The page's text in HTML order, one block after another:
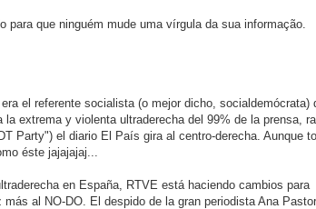
para que ninguém mude uma vírgula da sua informação.
el referente socialista (o mejor dicho, socialdemócrata)
la extrema y violenta ultraderecha del 99% de la prensa,
Party") el diario El País gira al centro-derecha. Aunque
éste jajajajaj...
en España, RTVE está haciendo cambios para
al NO-DO. El despido de la gran periodista Ana